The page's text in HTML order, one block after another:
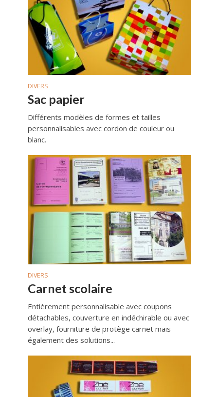
DIVERS
Sac papier
Différents modèles de formes et tailles
personnalisables avec cordon de couleur ou
blanc.
DIVERS
Carnet scolaire
Entièrement personnalisable avec coupons
détachables, couverture en indéchirable ou avec
overlay, fourniture de protège carnet mais
également des solutions...